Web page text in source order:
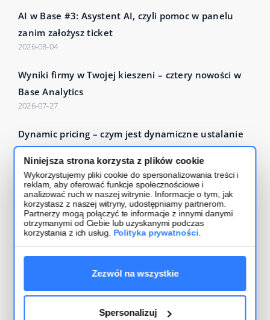
Niniejsza strona korzysta z plików cookie
Wykorzystujemy pliki cookie do spersonalizowania treści i
reklam, aby oferować funkcje społecznościowe i
analizować ruch w naszej witrynie. Informacje o tym, jak
korzystasz z naszej witryny, udostępniamy partnerom.
Partnerzy mogą połączyć te informacje z innymi danymi
otrzymanymi od Ciebie lub uzyskanymi podczas
korzystania z ich usług. Polityka prywatności.
Zezwól na wszystkie
Spersonalizuj
AI w Base #3: Asystent AI, czyli pomoc w panelu
zanim założysz ticket
2026-08-04
Wyniki firmy w Twojej kieszeni – cztery nowości w
Base Analytics
2026-07-27
Dynamic pricing – czym jest dynamiczne ustalanie
cen i jak działa?
2026-07-24
Czytaj więcej – Base Blog
Bezpieczeństwo i polityka prywatności